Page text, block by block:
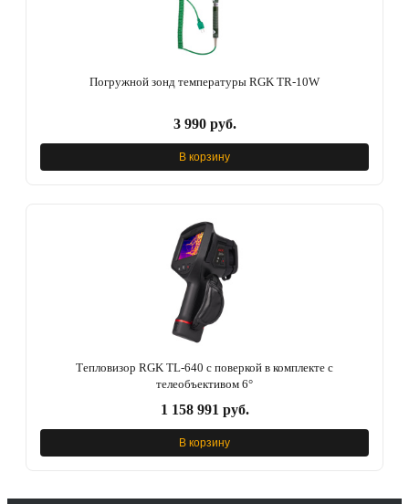
Погружной зонд температуры RGK TR-10W
3 990 руб.
В корзину
Тепловизор RGK TL-640 с поверкой в комплекте с
телеобъективом 6°
1 158 991 руб.
В корзину